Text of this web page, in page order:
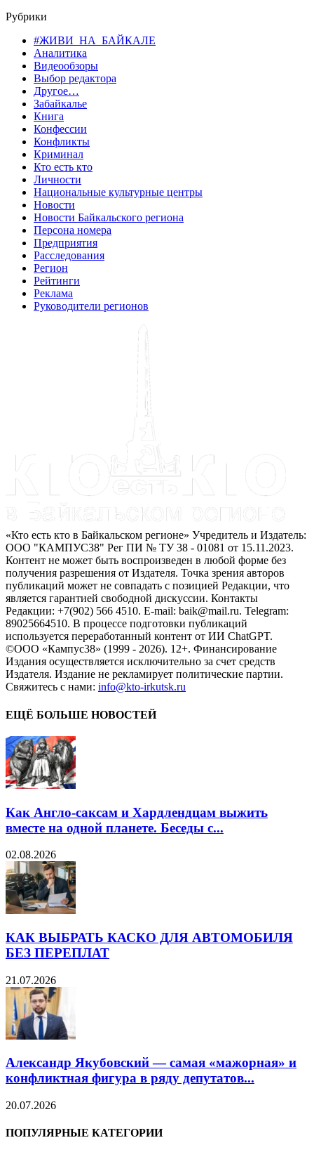
Рубрики
#ЖИВИ_НА_БАЙКАЛЕ
Аналитика
Видеообзоры
Выбор редактора
Другое…
Забайкалье
Книга
Конфессии
Конфликты
Криминал
Кто есть кто
Личности
Национальные культурные центры
Новости
Новости Байкальского региона
Персона номера
Предприятия
Расследования
Регион
Рейтинги
Реклама
Руководители регионов
«Кто есть кто в Байкальском регионе» Учредитель и Издатель:
ООО "КАМПУС38" Рег ПИ № ТУ 38 - 01081 от 15.11.2023.
Контент не может быть воспроизведен в любой форме без
получения разрешения от Издателя. Точка зрения авторов
публикаций может не совпадать с позицией Редакции, что
является гарантией свободной дискуссии. Контакты
Редакции: +7(902) 566 4510. E-mail: baik@mail.ru. Telegram:
89025664510. В процессе подготовки публикаций
используется переработанный контент от ИИ ChatGPT.
©ООО «Кампус38» (1999 - 2026). 12+. Финансирование
Издания осуществляется исключительно за счет средств
Издателя. Издание не рекламирует политические партии.
Свяжитесь с нами: info@kto-irkutsk.ru
ЕЩЁ БОЛЬШЕ НОВОСТЕЙ
Как Англо-саксам и Хардлендцам выжить
вместе на одной планете. Беседы с...
02.08.2026
КАК ВЫБРАТЬ КАСКО ДЛЯ АВТОМОБИЛЯ
БЕЗ ПЕРЕПЛАТ
21.07.2026
Александр Якубовский — самая «мажорная» и
конфликтная фигура в ряду депутатов...
20.07.2026
ПОПУЛЯРНЫЕ КАТЕГОРИИ